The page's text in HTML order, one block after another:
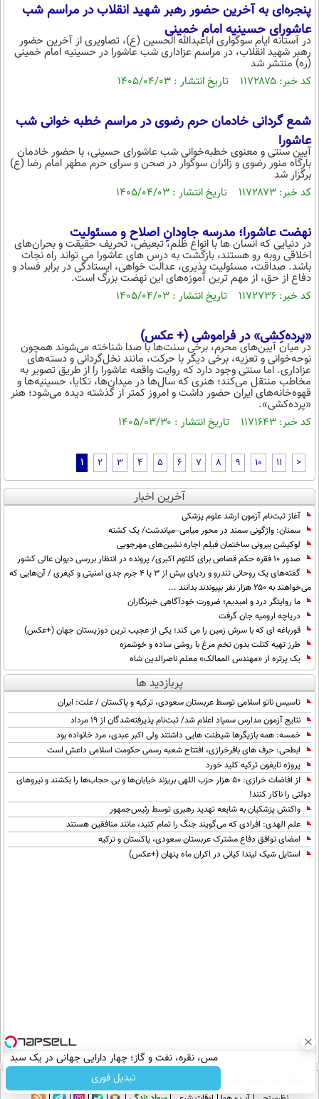
پنجره‌ای به آخرین حضور رهبر شهید انقلاب در مراسم شب
عاشورای حسینیه امام خمینی
در آستانه ایام سوگواری اباعبدالله الحسین (ع)، تصاویری از آخرین حضور
رهبر شهید انقلاب، در مراسم عزاداری شب عاشورا در حسینیه امام خمینی
(ره) منتشر شد
کد خبر: ۱۱۷۲۸۷۵ تاریخ انتشار : ۱۴۰۵/۰۴/۰۳
شمع گردانی خادمان حرم رضوی در مراسم خطبه خوانی شب
عاشورا
آیین سنتی و معنوی خطبه‌خوانی شب عاشورای حسینی، با حضور خادمان
بارگاه منور رضوی و زائران سوگوار در صحن و سرای حرم مطهر امام رضا (ع)
برگزار شد
کد خبر: ۱۱۷۲۸۷۳ تاریخ انتشار : ۱۴۰۵/۰۴/۰۳
نهضت عاشورا؛ مدرسه‌ جاودانِ اصلاح و مسئولیت
در دنیایی که انسان‌ ها با انواع ظلم، تبعیض، تحریف حقیقت و بحران‌های
اخلاقی روبه ‌رو هستند، بازگشت به درس‌ های عاشورا می ‌تواند راه نجات
باشد. صداقت، مسئولیت ‌پذیری، عدالت‌ خواهی، ایستادگی در برابر فساد و
دفاع از حق، از مهم ‌ترین آموزه‌های این نهضت بزرگ است.
کد خبر: ۱۱۷۲۷۳۶ تاریخ انتشار : ۱۴۰۵/۰۴/۰۳
«پرده‌کِشی» در فراموشی (+ عکس)
در میان آیین‌های محرم، برخی سنت‌ها با صدا شناخته می‌شوند همچون
نوحه‌خوانی و تعزیه، برخی دیگر با حرکت، مانند نخل‌گردانی و دسته‌های
عزاداری. اما سنتی وجود دارد که روایت واقعه عاشورا را از طریق تصویر به
مخاطب منتقل می‌کند؛ هنری که سال‌ها در میدان‌ها، تکایا، حسینیه‌ها و
قهوه‌خانه‌های ایران حضور داشت و امروز کمتر از گذشته دیده می‌شود؛ هنر
«پرده‌کشی».
کد خبر: ۱۱۷۱۶۴۳ تاریخ انتشار : ۱۴۰۵/۰۳/۳۰
1 2 3 4 5 6 7 8 9 10 11 >
آخرین اخبار
آغاز ثبت‌نام آزمون ارشد علوم پزشکی
سمنان: واژگونی سمند در محور میامی–میاندشت/ یک کشته
لوکیشن بیرونی ساختمان فیلم اجاره نشین‌های مهرجویی
صدور ۱۰ فقره حکم قصاص برای کلثوم اکبری/ پرونده در انتظار بررسی دیوان عالی کشور
گفته‌های یک روحانی تندرو و ردپای بیش از ۳ یا ۴ جرم جدی امنیتی و کیفری / آن‌هایی که
می‌خواهند به ۲۵۰ هزار نفر بپیوندند بدانند ...
ما روایتگر درد و امیدیم؛ ضرورت خودآگاهی خبرنگاران
دریاچه ارومیه جان گرفت
قورباغه ای که با سرش زمین را می کند؛ یکی از عجیب ترین دوزیستان جهان (+عکس)
طرز تهیه کتلت بدون تخم مرغ با روشی ساده و خوشمزه
یک پرتره از «مهندس الممالک» معلم ناصرالدین شاه
پربازدید ها
تاسیس ناتو اسلامی توسط عربستان سعودی، ترکیه و پاکستان / علت: ایران
نتایج آزمون مدارس سمپاد اعلام شد/ ثبت‌نام پذیرفته‌شدگان از ۱۹ مرداد
خمسه: همه بازیگرها شیطنت هایی داشتند ولی اکبر عبدی، مرد خانواده بود
ابطحی: حرف های باقرخرازی، افتتاح شعبه رسمی حکومت اسلامی داعش است
پروژه تایفون ترکیه کلید خورد
از افاضات خرازی: ۵۰ هزار حزب اللهی بریزند خیابان‌ها و بی حجاب‌ها را بکشند و نیرو‌های
دولتی را ناکار کنند!
واکنش پزشکیان به شایعه تهدید رهبری توسط رئیس‌جمهور
علم الهدی: افرادی که می‌گویند جنگ را تمام کنید، مانند منافقین هستند
امضای توافق دفاع مشترک عربستان سعودی، پاکستان و ترکیه
استایل شیک لیندا کیانی در اکران ماه پنهان (+عکس)
مس، نقره، نفت و گاز؛ چهار دارایی جهانی در یک سبد
تبدیل فوری
تماس با ما آرشیو